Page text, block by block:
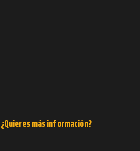
¿Quieres más información?